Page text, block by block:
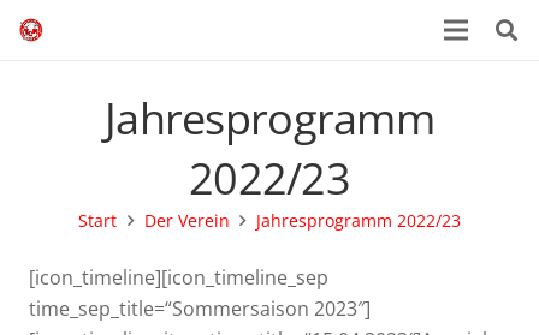
Jahresprogramm
2022/23
Start Der Verein Jahresprogramm 2022/23
[icon_timeline][icon_timeline_sep
time_sep_title=“Sommersaison 2023″]